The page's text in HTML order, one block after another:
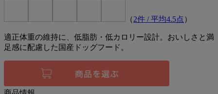
（2件 / 平均4.5点）
適正体重の維持に、低脂肪・低カロリー設計。おいしさと満
足感に配慮した国産ドッグフード。